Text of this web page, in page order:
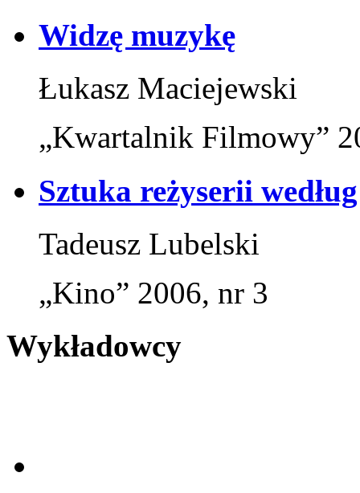
Widzę muzykę
Łukasz Maciejewski
„Kwartalnik Filmowy”
Sztuka reżyserii
Tadeusz Lubelski
„Kino” 2006, nr 3
Wykładowcy